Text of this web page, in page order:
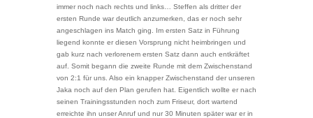
immer noch nach rechts und links… Steffen als dritter der
ersten Runde war deutlich anzumerken, das er noch sehr
angeschlagen ins Match ging. Im ersten Satz in Führung
liegend konnte er diesen Vorsprung nicht heimbringen und
gab kurz nach verlorenem ersten Satz dann auch entkräftet
auf. Somit begann die zweite Runde mit dem Zwischenstand
von 2:1 für uns. Also ein knapper Zwischenstand der unseren
Jaka noch auf den Plan gerufen hat. Eigentlich wollte er nach
seinen Trainingsstunden noch zum Friseur, dort wartend
erreichte ihn unser Anruf und nur 30 Minuten später war er in